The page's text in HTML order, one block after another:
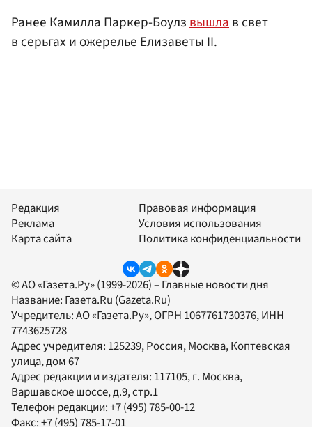
Ранее Камилла Паркер-Боулзвышлав свет
в серьгах и ожерелье Елизаветы II.
Редакция
Реклама
Карта сайта
Правовая информация
Условия использования
Политика конфиденциальности
© АО «Газета.Ру» (1999-2026) – Главные новости дня
Название: Газета.Ru (Gazeta.Ru)
Учредитель:АО «Газета.Ру», ОГРН 1067761730376, ИНН
7743625728
Адрес учредителя: 125239, Россия, Москва, Коптевская
улица, дом 67
Адрес редакции и издателя: 117105, г. Москва,
Варшавское шоссе, д.9, стр.1
Телефон редакции:+7 (495) 785-00-12
Факс:+7 (495) 785-17-01